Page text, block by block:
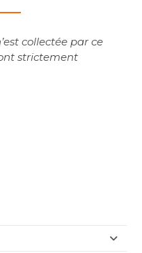
collectée par ce
strictement